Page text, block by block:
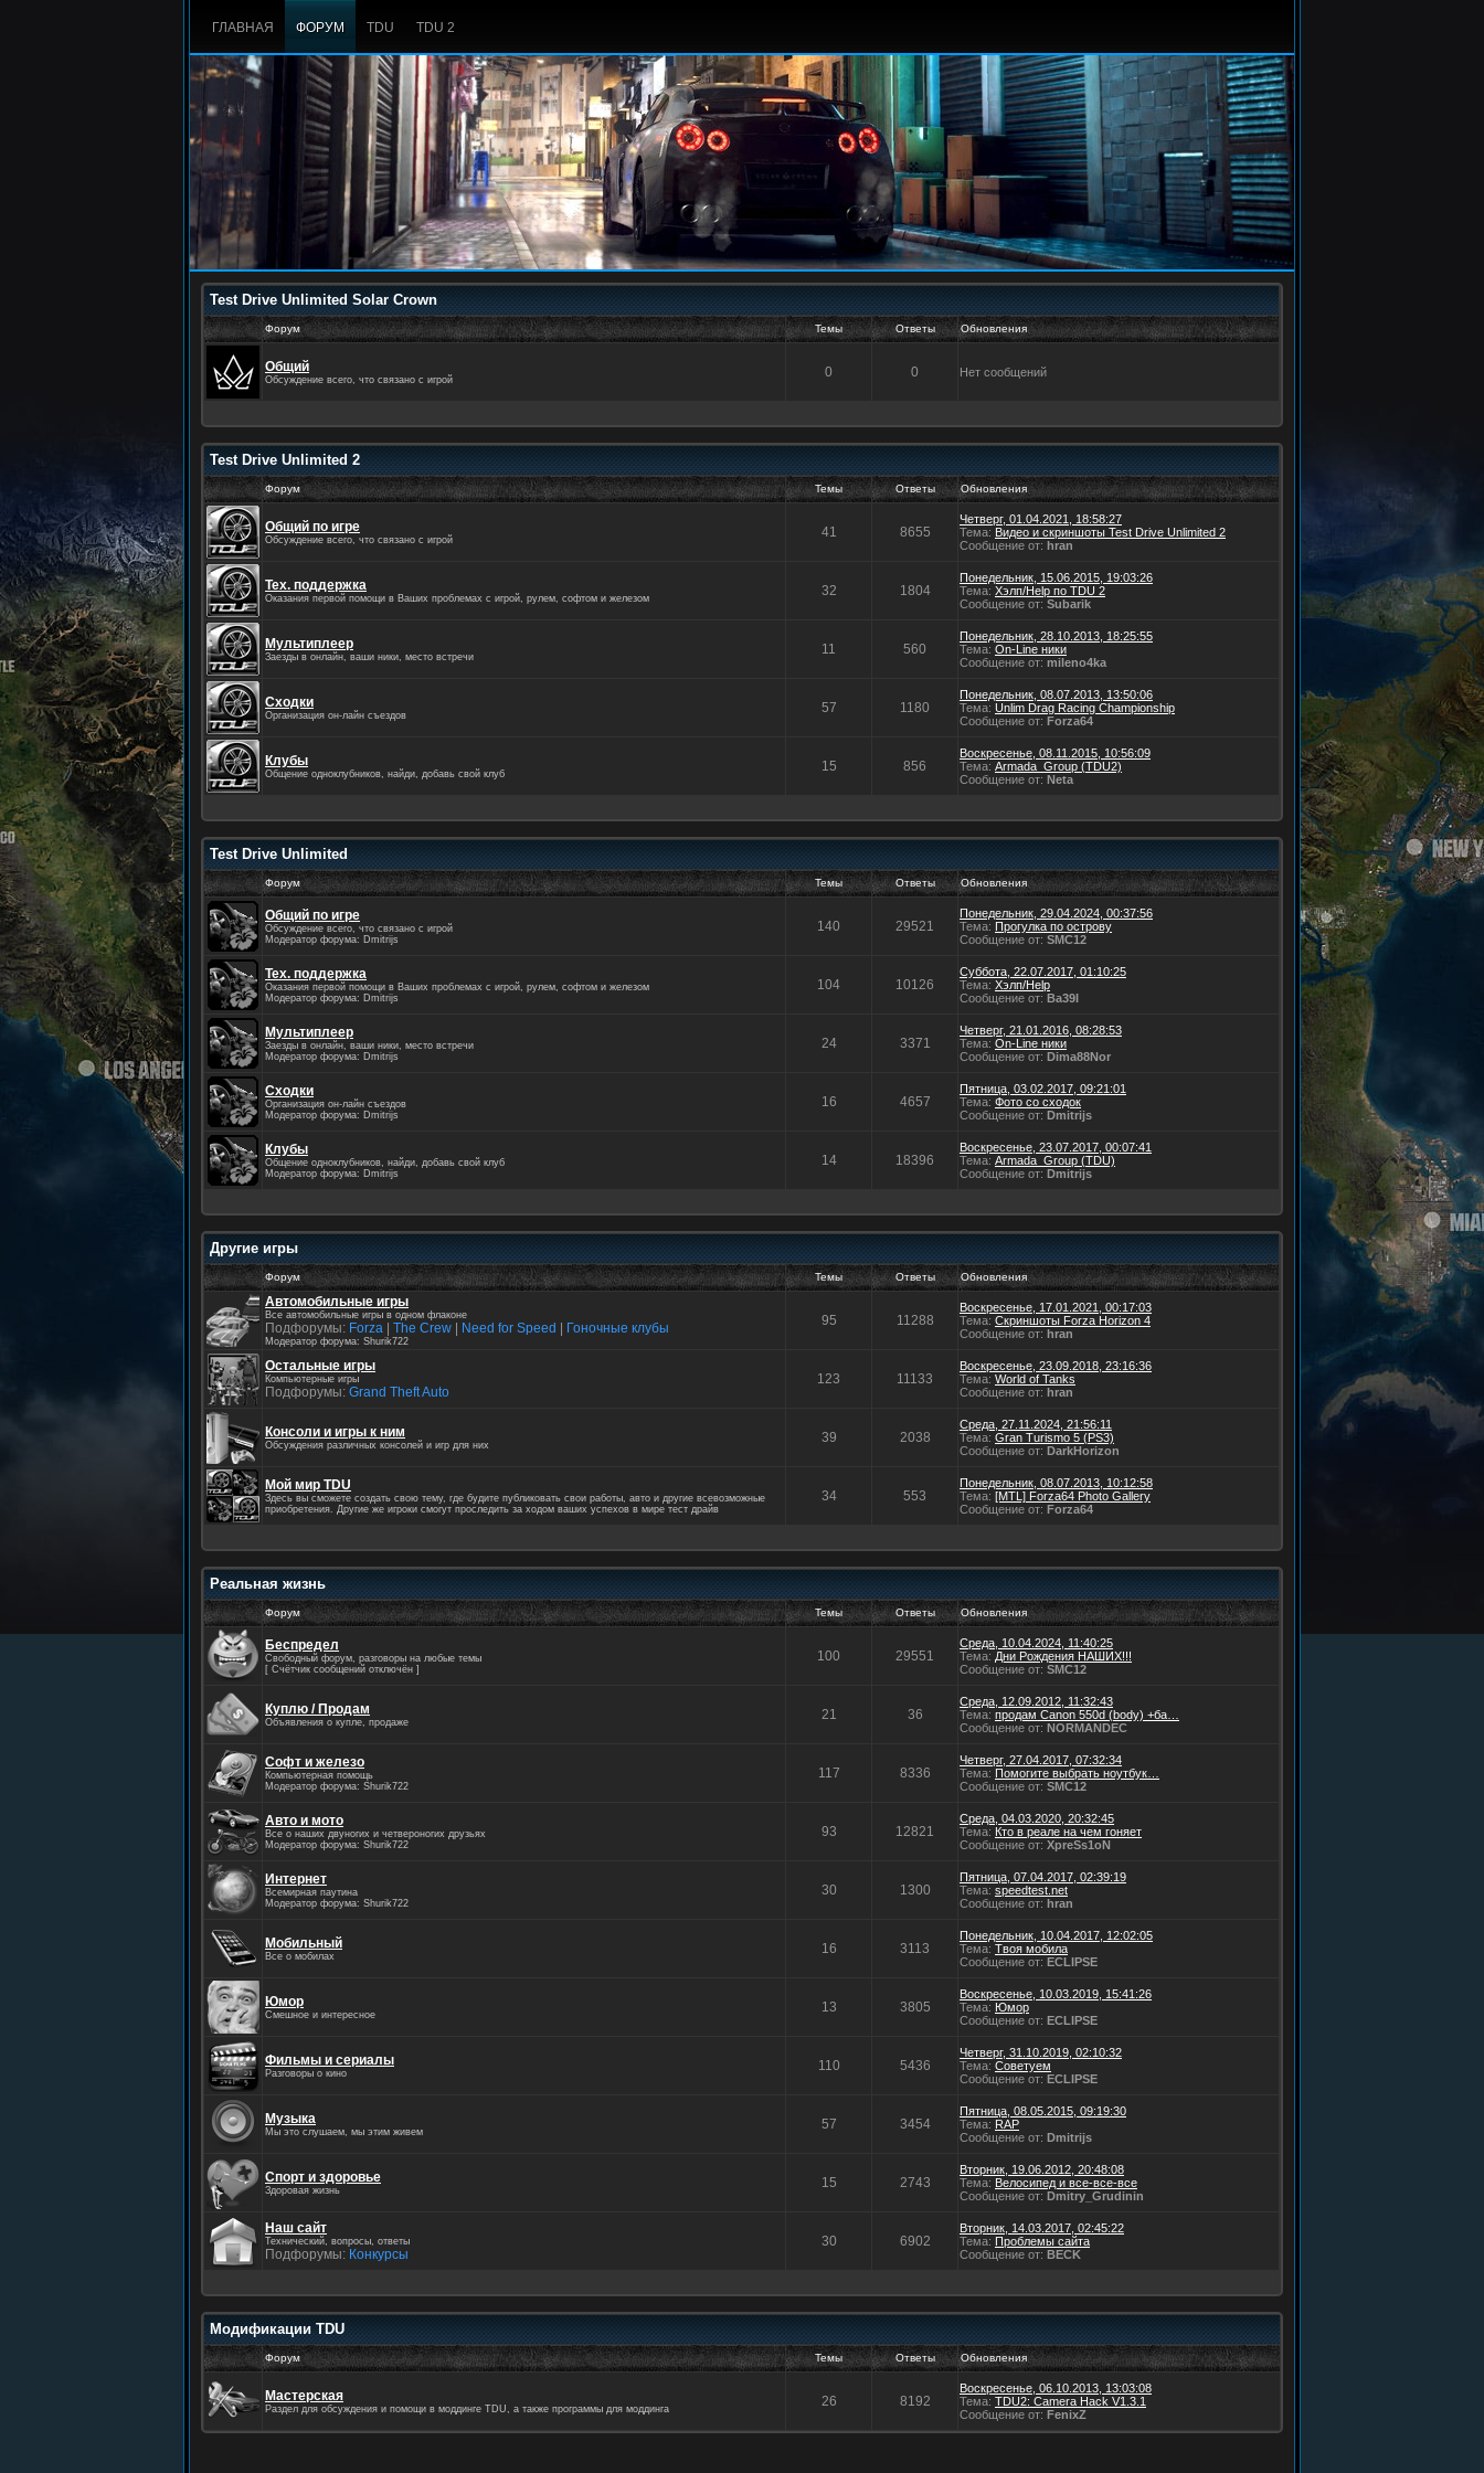
ГЛАВНАЯ ФОРУМ TDU TDU 2
Test Drive Unlimited Solar Crown
Форум Темы Ответы Обновления
Общий
Обсуждение всего, что связано с игрой 0 0 Нет сообщений
Test Drive Unlimited 2
Форум Темы Ответы Обновления
Общий по игре
Обсуждение всего, что связано с игрой 41 8655
Четверг, 01.04.2021, 18:58:27
Тема: Видео и скриншоты Test Drive Unlimited 2
Сообщение от: hran
Тех. поддержка
Оказания первой помощи в Ваших проблемах с игрой, рулем, софтом и железом 32 1804
Понедельник, 15.06.2015, 19:03:26
Тема: Хэлп/Help по TDU 2
Сообщение от: Subarik
Мультиплеер
Заезды в онлайн, ваши ники, место встречи 11 560
Понедельник, 28.10.2013, 18:25:55
Тема: On-Line ники
Сообщение от: mileno4ka
Сходки
Организация он-лайн съездов 57 1180
Понедельник, 08.07.2013, 13:50:06
Тема: Unlim Drag Racing Championship
Сообщение от: Forza64
Клубы
Общение одноклубников, найди, добавь свой клуб 15 856
Воскресенье, 08.11.2015, 10:56:09
Тема: Armada_Group (TDU2)
Сообщение от: Neta
Test Drive Unlimited
Форум Темы Ответы Обновления
Общий по игре
Обсуждение всего, что связано с игрой
Модератор форума: Dmitrijs
140 29521
Понедельник, 29.04.2024, 00:37:56
Тема: Прогулка по острову
Сообщение от: SMC12
Тех. поддержка
Оказания первой помощи в Ваших проблемах с игрой, рулем, софтом и железом
Модератор форума: Dmitrijs
104 10126
Суббота, 22.07.2017, 01:10:25
Тема: Хэлп/Help
Сообщение от: Ba39I
Мультиплеер
Заезды в онлайн, ваши ники, место встречи
Модератор форума: Dmitrijs
24 3371
Четверг, 21.01.2016, 08:28:53
Тема: On-Line ники
Сообщение от: Dima88Nor
Сходки
Организация он-лайн съездов
Модератор форума: Dmitrijs
16 4657
Пятница, 03.02.2017, 09:21:01
Тема: Фото со сходок
Сообщение от: Dmitrijs
Клубы
Общение одноклубников, найди, добавь свой клуб
Модератор форума: Dmitrijs
14 18396
Воскресенье, 23.07.2017, 00:07:41
Тема: Armada_Group (TDU)
Сообщение от: Dmitrijs
Другие игры
Форум Темы Ответы Обновления
Автомобильные игры
Все автомобильные игры в одном флаконе
Подфорумы: Forza The Crew Need for Speed Гоночные клубы
Модератор форума: Shurik722
95 11288
Воскресенье, 17.01.2021, 00:17:03
Тема: Скриншоты Forza Horizon 4
Сообщение от: hran
Остальные игры
Компьютерные игры
Подфорумы: Grand Theft Auto
123 11133
Воскресенье, 23.09.2018, 23:16:36
Тема: World of Tanks
Сообщение от: hran
Консоли и игры к ним
Обсуждения различных консолей и игр для них 39 2038
Среда, 27.11.2024, 21:56:11
Тема: Gran Turismo 5 (PS3)
Сообщение от: DarkHorizon
Мой мир TDU
Здесь вы сможете создать свою тему, где будите публиковать свои работы, авто и другие всевозможные
приобретения. Другие же игроки смогут проследить за ходом ваших успехов в мире тест драйв
34 553
Понедельник, 08.07.2013, 10:12:58
Тема: [MTL] Forza64 Photo Gallery
Сообщение от: Forza64
Реальная жизнь
Форум Темы Ответы Обновления
Беспредел
Свободный форум, разговоры на любые темы
[ Счётчик сообщений отключён ]
100 29551
Среда, 10.04.2024, 11:40:25
Тема: Дни Рождения НАШИХ!!!
Сообщение от: SMC12
Куплю / Продам
Объявления о купле, продаже 21 36
Среда, 12.09.2012, 11:32:43
Тема: продам Canon 550d (body) +ба…
Сообщение от: NORMANDEC
Софт и железо
Компьютерная помощь
Модератор форума: Shurik722
117 8336
Четверг, 27.04.2017, 07:32:34
Тема: Помогите выбрать ноутбук…
Сообщение от: SMC12
Авто и мото
Все о наших двуногих и четвероногих друзьях
Модератор форума: Shurik722
93 12821
Среда, 04.03.2020, 20:32:45
Тема: Кто в реале на чем гоняет
Сообщение от: XpreSs1oN
Интернет
Всемирная паутина
Модератор форума: Shurik722
30 1300
Пятница, 07.04.2017, 02:39:19
Тема: speedtest.net
Сообщение от: hran
Мобильный
Все о мобилах 16 3113
Понедельник, 10.04.2017, 12:02:05
Тема: Твоя мобила
Сообщение от: ECLIPSE
Юмор
Смешное и интересное 13 3805
Воскресенье, 10.03.2019, 15:41:26
Тема: Юмор
Сообщение от: ECLIPSE
Фильмы и сериалы
Разговоры о кино 110 5436
Четверг, 31.10.2019, 02:10:32
Тема: Советуем
Сообщение от: ECLIPSE
Музыка
Мы это слушаем, мы этим живем 57 3454
Пятница, 08.05.2015, 09:19:30
Тема: RAP
Сообщение от: Dmitrijs
Спорт и здоровье
Здоровая жизнь 15 2743
Вторник, 19.06.2012, 20:48:08
Тема: Велосипед и все-все-все
Сообщение от: Dmitry_Grudinin
Наш сайт
Технический, вопросы, ответы
Подфорумы: Конкурсы
30 6902
Вторник, 14.03.2017, 02:45:22
Тема: Проблемы сайта
Сообщение от: BECK
Модификации TDU
Форум Темы Ответы Обновления
Мастерская
Раздел для обсуждения и помощи в моддинге TDU, а также программы для моддинга 26 8192
Воскресенье, 06.10.2013, 13:03:08
Тема: TDU2: Camera Hack V1.3.1
Сообщение от: FenixZ